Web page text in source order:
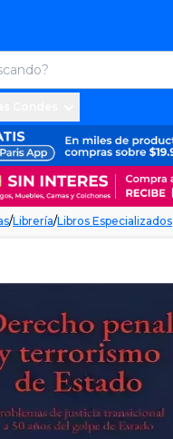
/Librería/Libros Especializados